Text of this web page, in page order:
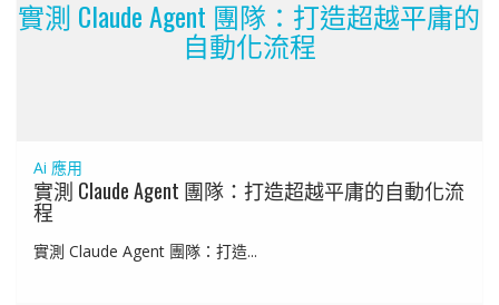
實測 Claude Agent 團隊：打造超越平庸的
自動化流程
Ai 應用
實測 Claude Agent 團隊：打造超越平庸的自動化流
程
實測 Claude Agent 團隊：打造...